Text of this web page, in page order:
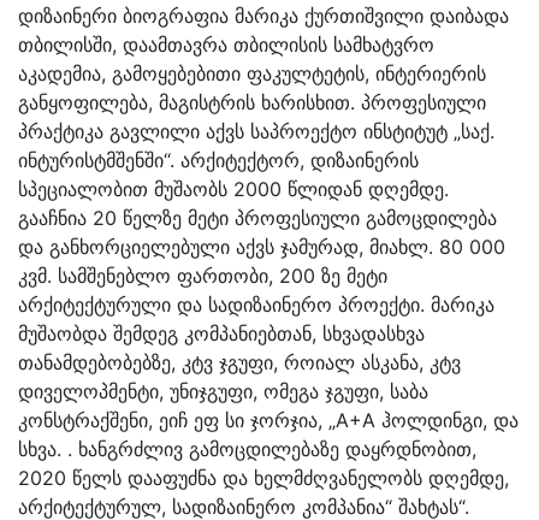
დიზაინერი ბიოგრაფია მარიკა ქურთიშვილი დაიბადა
თბილისში, დაამთავრა თბილისის სამხატვრო
აკადემია, გამოყებებითი ფაკულტეტის, ინტერიერის
განყოფილება, მაგისტრის ხარისხით. პროფესიული
პრაქტიკა გავლილი აქვს საპროექტო ინსტიტუტ „საქ.
ინტურისტმშენში“. არქიტექტორ, დიზაინერის
სპეციალობით მუშაობს 2000 წლიდან დღემდე.
გააჩნია 20 წელზე მეტი პროფესიული გამოცდილება
და განხორციელებული აქვს ჯამურად, მიახლ. 80 000
კვმ. სამშენებლო ფართობი, 200 ზე მეტი
არქიტექტურული და სადიზაინერო პროექტი. მარიკა
მუშაობდა შემდეგ კომპანიებთან, სხვადასხვა
თანამდებობებზე, კტვ ჯგუფი, როიალ ასკანა, კტვ
დიველოპმენტი, უნიჯგუფი, ომეგა ჯგუფი, საბა
კონსტრაქშენი, ეიჩ ეფ სი ჯორჯია, „A+A ჰოლდინგი, და
სხვა. . ხანგრძლივ გამოცდილებაზე დაყრდნობით,
2020 წელს დააფუძნა და ხელმძღვანელობს დღემდე,
არქიტექტურულ, სადიზაინერო კომპანია“ შახტას“.